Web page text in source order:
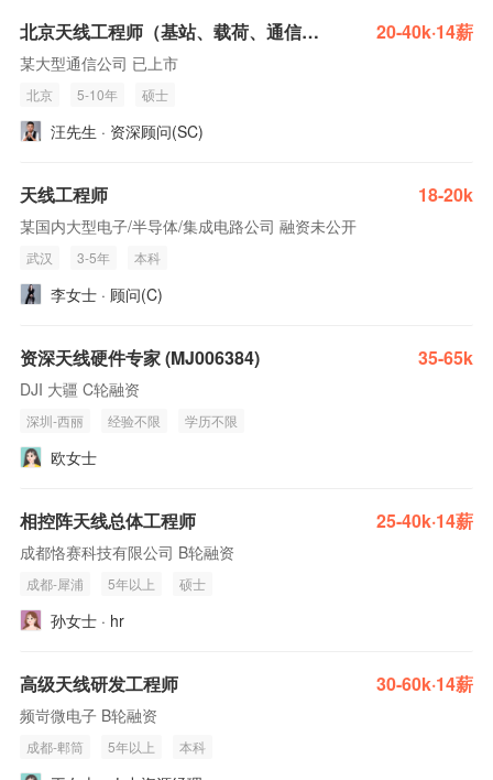
北京天线工程师（基站、载荷、通信设备方向） 20-40k·14薪
某大型通信公司 已上市
北京 5-10年 硕士
汪先生 · 资深顾问(SC)
天线工程师 18-20k
某国内大型电子/半导体/集成电路公司 融资未公开
武汉 3-5年 本科
李女士 · 顾问(C)
资深天线硬件专家 (MJ006384) 35-65k
DJI 大疆 C轮融资
深圳-西丽 经验不限 学历不限
欧女士
相控阵天线总体工程师 25-40k·14薪
成都恪赛科技有限公司 B轮融资
成都-犀浦 5年以上 硕士
孙女士 · hr
高级天线研发工程师 30-60k·14薪
频岢微电子 B轮融资
成都-郫筒 5年以上 本科